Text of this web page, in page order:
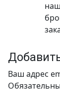
Ваш адрес